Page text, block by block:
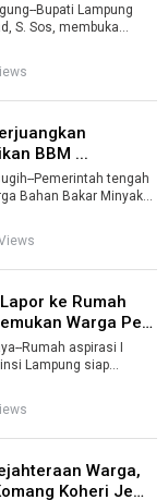
Bupati Lampung
S. Sos, membuka
BBM ...
Pemerintah tengah
Bahan Bakar Minyak
ke Rumah
Warga Pen
Rumah aspirasi I
Lampung siap
Warga,
Koheri Jem